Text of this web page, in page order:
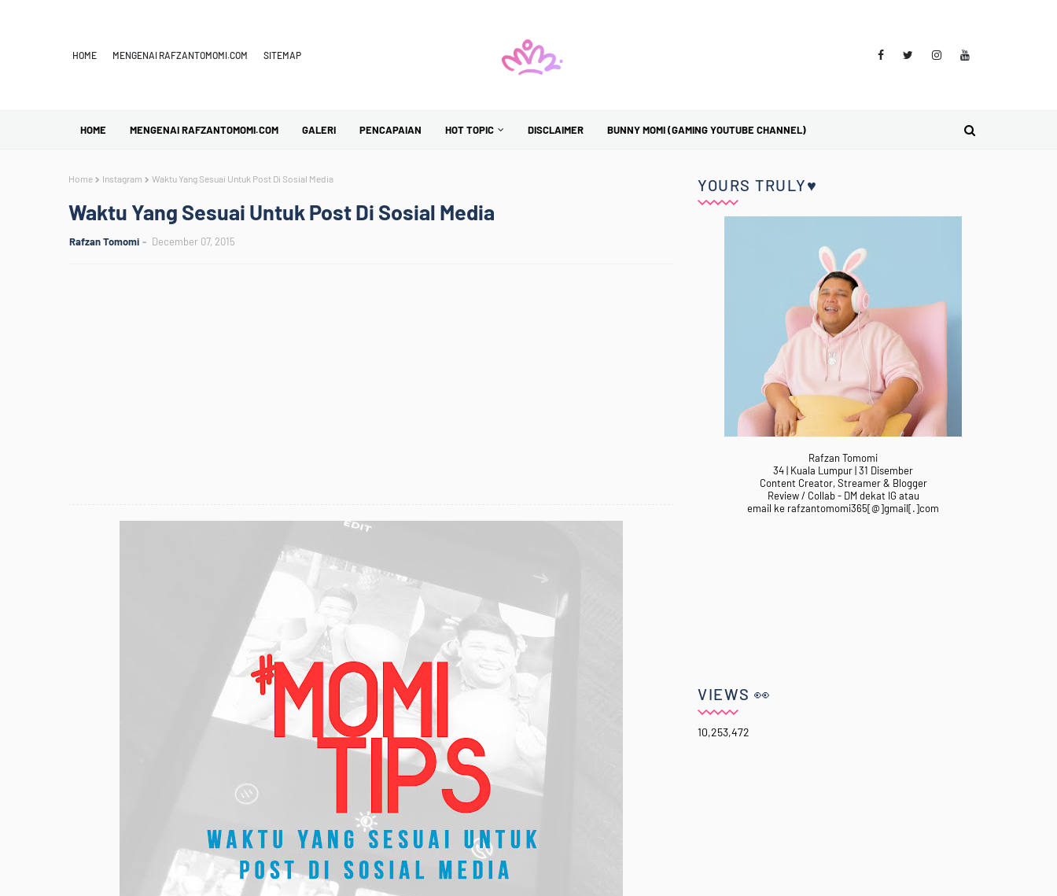
HOME MENGENAI RAFZANTOMOMI.COM SITEMAP
HOME MENGENAI RAFZANTOMOMI.COM GALERI PENCAPAIAN HOT TOPIC DISCLAIMER BUNNY MOMI (GAMING YOUTUBE CHANNEL)
Home Instagram Waktu Yang Sesuai Untuk Post Di Sosial Media
Waktu Yang Sesuai Untuk Post Di Sosial Media
Rafzan Tomomi December 07, 2015
YOURS TRULY♥
Rafzan Tomomi
34 | Kuala Lumpur | 31 Disember
Content Creator, Streamer & Blogger
Review / Collab - DM dekat IG atau
email ke rafzantomomi365[@]gmail[.]com
VIEWS 👀
10,253,472